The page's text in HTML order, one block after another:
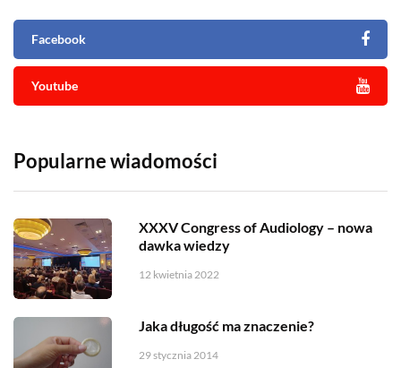
Facebook
Youtube
Popularne wiadomości
XXXV Congress of Audiology – nowa
dawka wiedzy
12 kwietnia 2022
Jaka długość ma znaczenie?
29 stycznia 2014